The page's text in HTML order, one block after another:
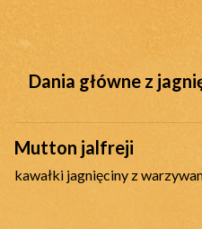
Dania główne z
Mutton jalfreji
kawałki jagnięciny z